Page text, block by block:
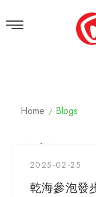
Home Blogs
2025-02-25
乾海參泡發